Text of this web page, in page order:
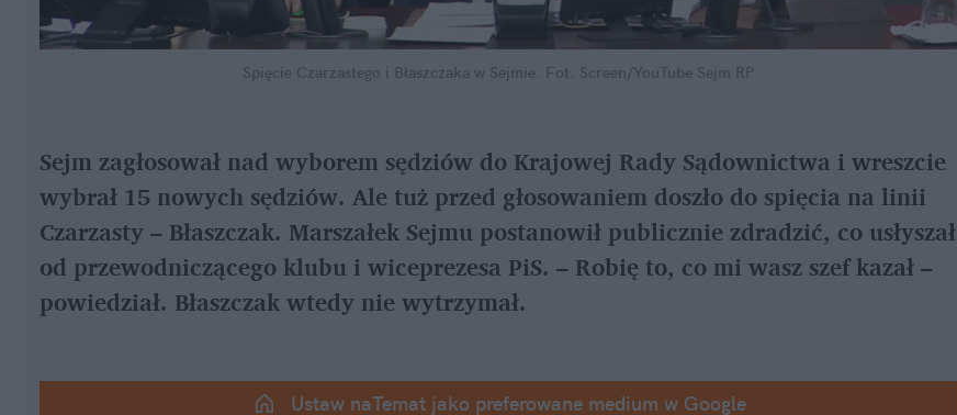
Spięcie Czarzastego i Błaszczaka w Sejmie. Fot. Screen/YouTube Sejm RP
Sejm zagłosował nad wyborem sędziów do Krajowej Rady Sądownictwa i wreszcie
wybrał 15 nowych sędziów. Ale tuż przed głosowaniem doszło do spięcia na linii
Czarzasty – Błaszczak. Marszałek Sejmu postanowił publicznie zdradzić, co usłyszał
od przewodniczącego klubu i wiceprezesa PiS. – Robię to, co mi wasz szef kazał –
powiedział. Błaszczak wtedy nie wytrzymał.
Ustaw naTemat jako preferowane medium w Google